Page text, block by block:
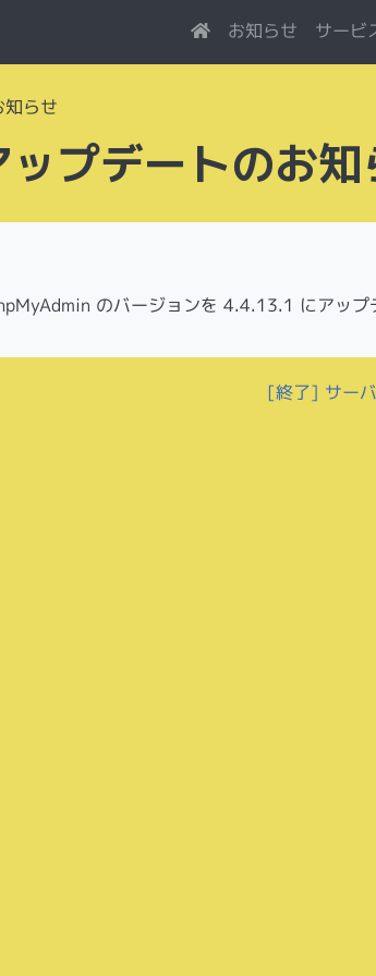
お知らせ サービ
らせ
プデートのお知
のバージョンを 4.4.13.1 にアップ
[終了] サー